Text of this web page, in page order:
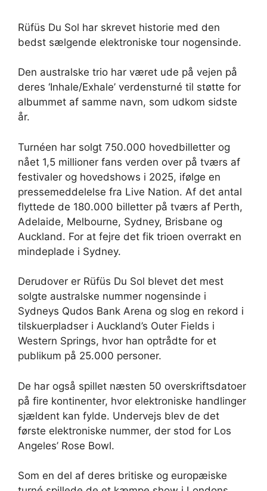
Rüfüs Du Sol har skrevet historie med den
bedst sælgende elektroniske tour nogensinde.
Den australske trio har været ude på vejen på
deres ‘Inhale/Exhale’ verdensturné til støtte for
albummet af samme navn, som udkom sidste
år.
Turnéen har solgt 750.000 hovedbilletter og
nået 1,5 millioner fans verden over på tværs af
festivaler og hovedshows i 2025, ifølge en
pressemeddelelse fra Live Nation. Af det antal
flyttede de 180.000 billetter på tværs af Perth,
Adelaide, Melbourne, Sydney, Brisbane og
Auckland. For at fejre det fik trioen overrakt en
mindeplade i Sydney.
Derudover er Rüfüs Du Sol blevet det mest
solgte australske nummer nogensinde i
Sydneys Qudos Bank Arena og slog en rekord i
tilskuerpladser i Auckland’s Outer Fields i
Western Springs, hvor han optrådte for et
publikum på 25.000 personer.
De har også spillet næsten 50 overskriftsdatoer
på fire kontinenter, hvor elektroniske handlinger
sjældent kan fylde. Undervejs blev de det
første elektroniske nummer, der stod for Los
Angeles’ Rose Bowl.
Som en del af deres britiske og europæiske